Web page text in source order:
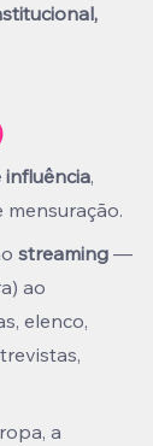
,
streaming —
ao
elenco,
a